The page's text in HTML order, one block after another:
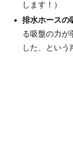
します！）
排水ホースの
る吸盤の力が
した、という